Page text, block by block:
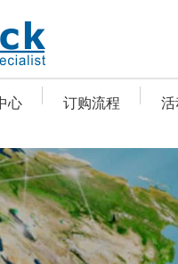
心 订购流程 活